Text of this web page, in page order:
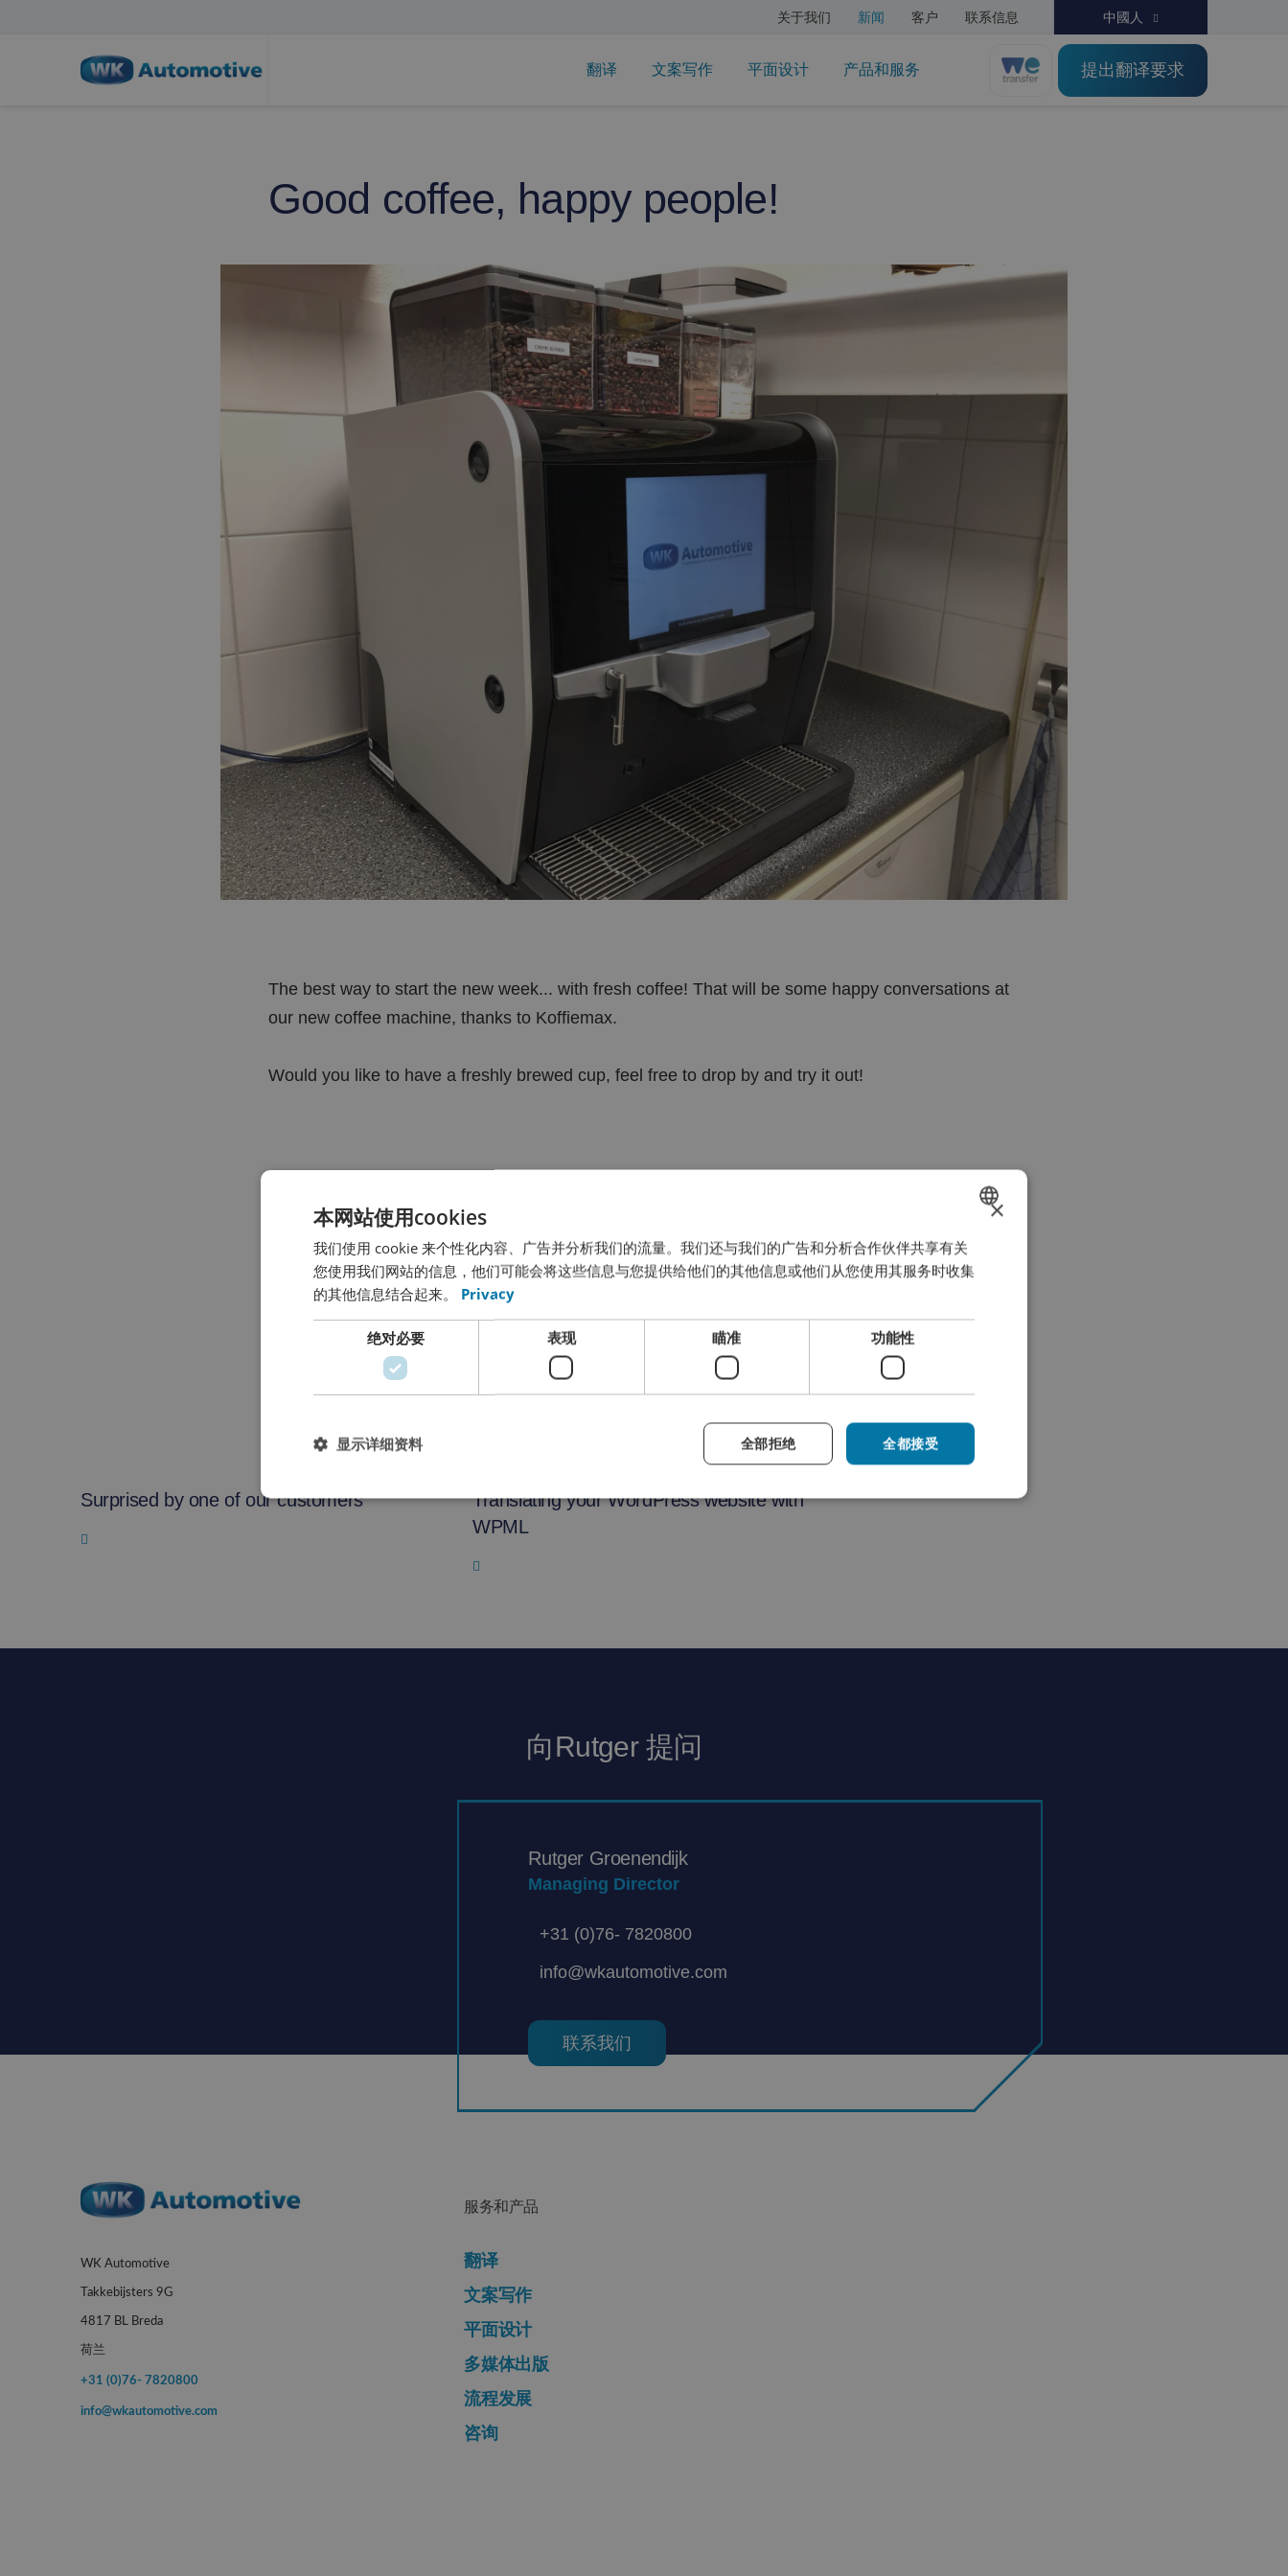
中國人
关于我们 新闻 客户 联系信息
翻译 文案写作 平面设计 产品和服务 提出翻译要求
Good coffee, happy people!
The best way to start the new week... with fresh coffee! That will be some happy conversations at
our new coffee machine, thanks to Koffiemax.
Would you like to have a freshly brewed cup, feel free to drop by and try it out!
Surprised by one of our customers
Translating your WordPress website with
WPML
向Rutger 提问
Rutger Groenendijk
Managing Director
+31 (0)76- 7820800
info@wkautomotive.com
联系我们
WK Automotive
Takkebijsters 9G
4817 BL Breda
荷兰
+31 (0)76- 7820800
info@wkautomotive.com
服务和产品
翻译
文案写作
平面设计
多媒体出版
流程发展
咨询
DUTCH
FRENCH
GERMAN
SPANISH
RUSSIAN
×
本网站使用cookies
我们使用 cookie 来个性化内容、广告并分析我们的流量。我们还与我们的广告和分析合作伙伴共享有关
您使用我们网站的信息，他们可能会将这些信息与您提供给他们的其他信息或他们从您使用其服务时收集
的其他信息结合起来。
Privacy
绝对必要 表现 瞄准 功能性
全都接受
全部拒绝
显示详细资料